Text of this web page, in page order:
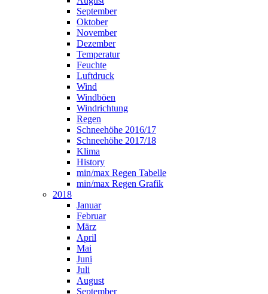
September
Oktober
November
Dezember
Temperatur
Feuchte
Luftdruck
Wind
Windböen
Windrichtung
Regen
Schneehöhe 2016/17
Schneehöhe 2017/18
Klima
History
min/max Regen Tabelle
min/max Regen Grafik
2018
Januar
Februar
März
April
Mai
Juni
Juli
August
September